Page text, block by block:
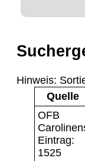
Hinweis:
Quelle
OFB
Eintrag:
1525